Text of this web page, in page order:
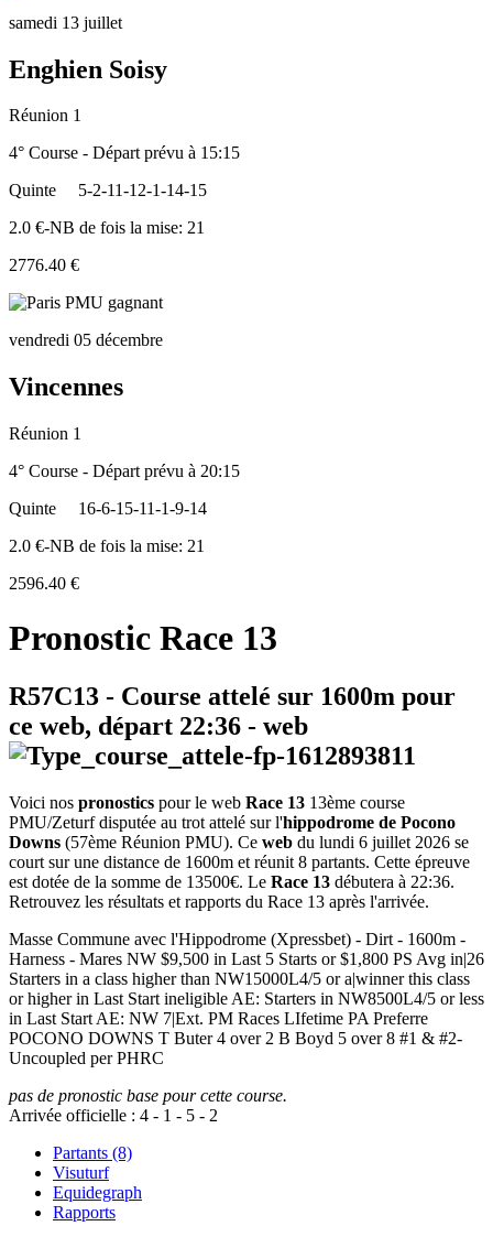
samedi 13 juillet
Enghien Soisy
Réunion 1
4° Course - Départ prévu à 15:15
Quinte
5-2-11-12-1-14-15
2.0 €-NB de fois la mise: 21
2776.40 €
vendredi 05 décembre
Vincennes
Réunion 1
4° Course - Départ prévu à 20:15
Quinte
16-6-15-11-1-9-14
2.0 €-NB de fois la mise: 21
2596.40 €
Pronostic Race 13
R57C13 - Course attelé sur 1600m pour
ce web, départ 22:36 - web
Voici nos pronostics pour le web Race 13 13ème course
PMU/Zeturf disputée au trot attelé sur l'hippodrome de Pocono
Downs (57ème Réunion PMU). Ce web du lundi 6 juillet 2026 se
court sur une distance de 1600m et réunit 8 partants. Cette épreuve
est dotée de la somme de 13500€. Le Race 13 débutera à 22:36.
Retrouvez les résultats et rapports du Race 13 après l'arrivée.
Masse Commune avec l'Hippodrome (Xpressbet) - Dirt - 1600m -
Harness - Mares NW $9,500 in Last 5 Starts or $1,800 PS Avg in|26
Starters in a class higher than NW15000L4/5 or a|winner this class
or higher in Last Start ineligible AE: Starters in NW8500L4/5 or less
in Last Start AE: NW 7|Ext. PM Races LIfetime PA Preferre
POCONO DOWNS T Buter 4 over 2 B Boyd 5 over 8 #1 & #2-
Uncoupled per PHRC
pas de pronostic base pour cette course.
Arrivée officielle : 4 - 1 - 5 - 2
Partants (8)
Visuturf
Equidegraph
Rapports